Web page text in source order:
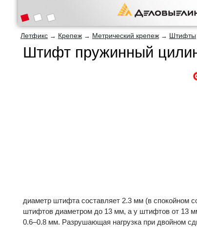
Летфикс → Крепеж → Метрический крепеж → Штифты
Штифт пружинный
диаметр штифта составляет 2.3 мм (в спокойном
штифтов диаметром до 13 мм, а у штифтов от 13
0.6–0.8 мм. Разрушающая нагрузка при двойном